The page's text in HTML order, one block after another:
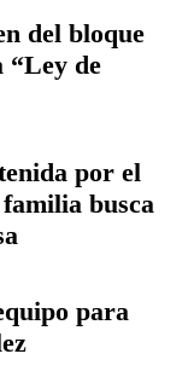
del bloque
“Ley de
por el
busca
para